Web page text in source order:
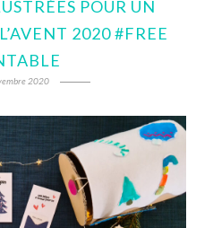
POUR UN
2020 #FREE
2020